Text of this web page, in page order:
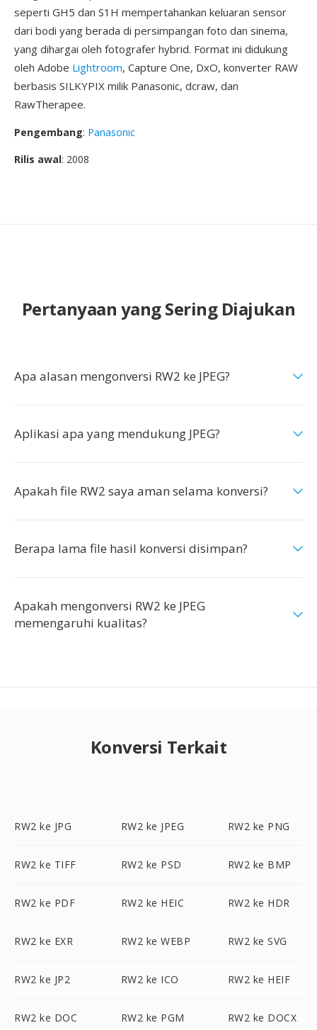
seperti GH5 dan S1H mempertahankan keluaran sensor
dari bodi yang berada di persimpangan foto dan sinema,
yang dihargai oleh fotografer hybrid. Format ini didukung
oleh Adobe Lightroom, Capture One, DxO, konverter RAW
berbasis SILKYPIX milik Panasonic, dcraw, dan
RawTherapee.
Pengembang: Panasonic
Rilis awal: 2008
Pertanyaan yang Sering Diajukan
Apa alasan mengonversi RW2 ke JPEG?
Aplikasi apa yang mendukung JPEG?
Apakah file RW2 saya aman selama konversi?
Berapa lama file hasil konversi disimpan?
Apakah mengonversi RW2 ke JPEG
memengaruhi kualitas?
Konversi Terkait
RW2 ke JPG RW2 ke JPEG RW2 ke PNG
RW2 ke TIFF RW2 ke PSD RW2 ke BMP
RW2 ke PDF RW2 ke HEIC RW2 ke HDR
RW2 ke EXR RW2 ke WEBP RW2 ke SVG
RW2 ke JP2 RW2 ke ICO RW2 ke HEIF
RW2 ke DOC RW2 ke PGM RW2 ke DOCX